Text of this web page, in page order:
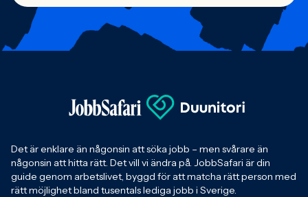
Det är enklare än någonsin att söka jobb – men svårare än
någonsin att hitta rätt. Det vill vi ändra på. JobbSafari är din
guide genom arbetslivet, byggd för att matcha rätt person med
rätt möjlighet bland tusentals lediga jobb i Sverige.